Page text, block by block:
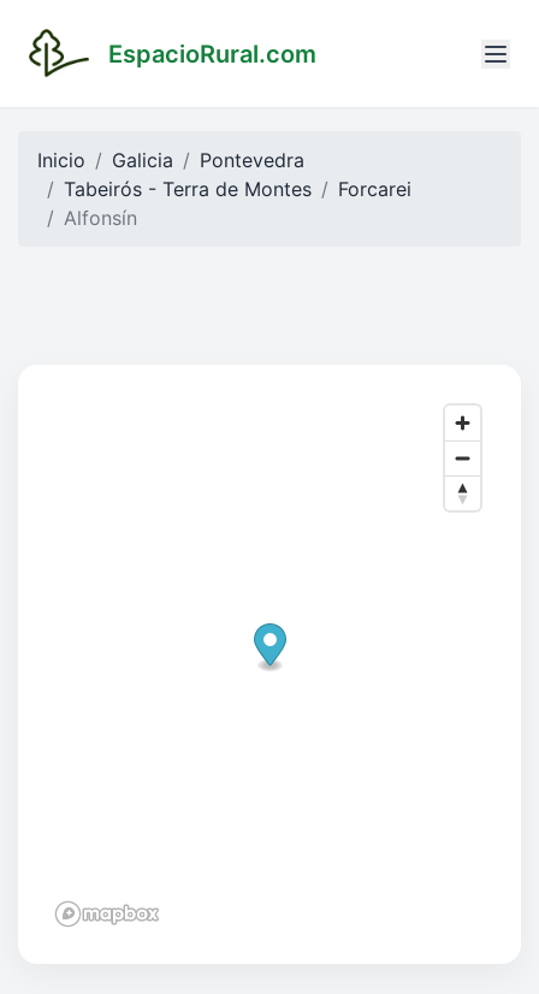
EspacioRural.com
Inicio Galicia
Pontevedra
Tabeirós - Terra de Montes
Forcarei
Alfonsín